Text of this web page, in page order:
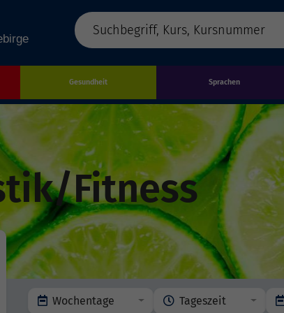
Gesundheit Sprachen
Fitness
Wochentage Tageszeit